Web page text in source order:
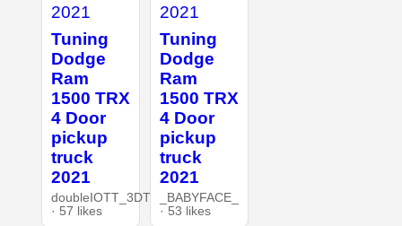
Tuning
Dodge
Ram
1500 TRX
4 Door
pickup
truck
2021
doubleIOTT_3DT
· 57 likes
Tuning
Dodge
Ram
1500 TRX
4 Door
pickup
truck
2021
_BABYFACE_
· 53 likes